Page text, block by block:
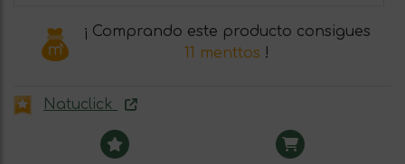
¡ Comprando este producto consigues
11 menttos !
Natuclick